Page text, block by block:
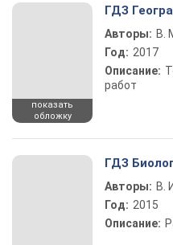
показать
обложку
ГДЗ
Авторы: В.
Год: 2017
Описание:
работ
ГДЗ
Авторы: В.
Год: 2015
Описание: